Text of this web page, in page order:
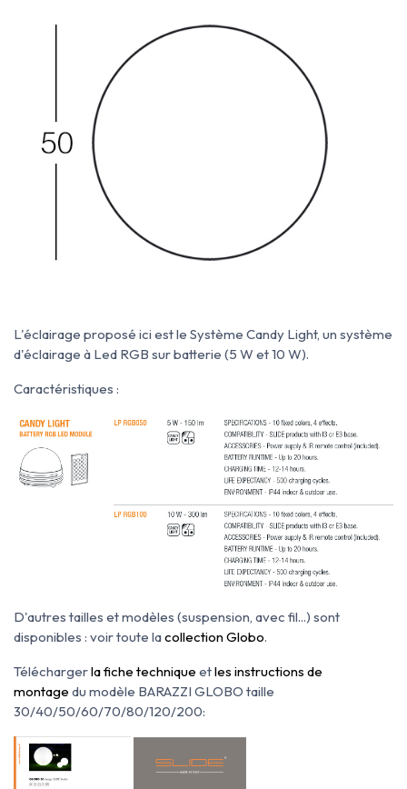
L'éclairage proposé ici est le Système Candy Light, un système
d'éclairage à Led RGB sur batterie (5 W et 10 W).
Caractéristiques :
D'autres tailles et modèles (suspension, avec fil...) sont
disponibles : voir toute lacollection Globo.
Téléchargerla fiche technique etles instructions de
montage du modèle BARAZZI GLOBO taille
30/40/50/60/70/80/120/200: